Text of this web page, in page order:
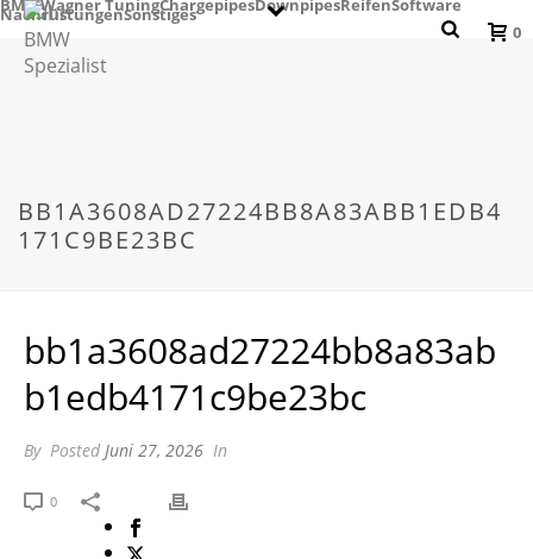
BMWWagner TuningChargepipesDownpipesReifenSoftware
NachrüstungenSonstiges
0
BB1A3608AD27224BB8A83ABB1EDB4
171C9BE23BC
bb1a3608ad27224bb8a83ab
b1edb4171c9be23bc
By Posted Juni 27, 2026 In
0